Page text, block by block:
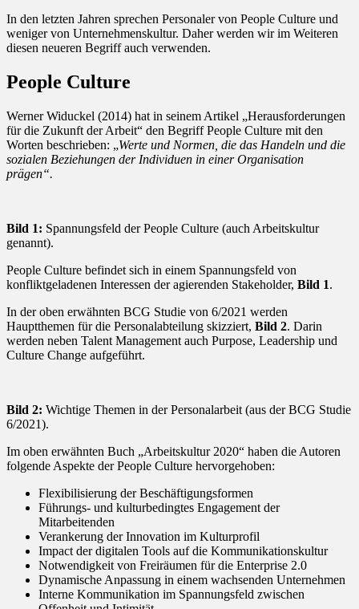
In den letzten Jahren sprechen Personaler von People Culture und
weniger von Unternehmenskultur. Daher werden wir im Weiteren
diesen neueren Begriff auch verwenden.
People Culture
Werner Widuckel (2014) hat in seinem Artikel „Herausforderungen
für die Zukunft der Arbeit“ den Begriff People Culture mit den
Worten beschrieben: „Werte und Normen, die das Handeln und die
sozialen Beziehungen der Individuen in einer Organisation
prägen“.
Bild 1: Spannungsfeld der People Culture (auch Arbeitskultur
genannt).
People Culture befindet sich in einem Spannungsfeld von
konfliktgeladenen Interessen der agierenden Stakeholder, Bild 1.
In der oben erwähnten BCG Studie von 6/2021 werden
Hauptthemen für die Personalabteilung skizziert, Bild 2. Darin
werden neben Talent Management auch Purpose, Leadership und
Culture Change aufgeführt.
Bild 2: Wichtige Themen in der Personalarbeit (aus der BCG Studie
6/2021).
Im oben erwähnten Buch „Arbeitskultur 2020“ haben die Autoren
folgende Aspekte der People Culture hervorgehoben:
Flexibilisierung der Beschäftigungsformen
Führungs- und kulturbedingtes Engagement der
Mitarbeitenden
Verankerung der Innovation im Kulturprofil
Impact der digitalen Tools auf die Kommunikationskultur
Notwendigkeit von Freiräumen für die Enterprise 2.0
Dynamische Anpassung in einem wachsenden Unternehmen
Interne Kommunikation im Spannungsfeld zwischen